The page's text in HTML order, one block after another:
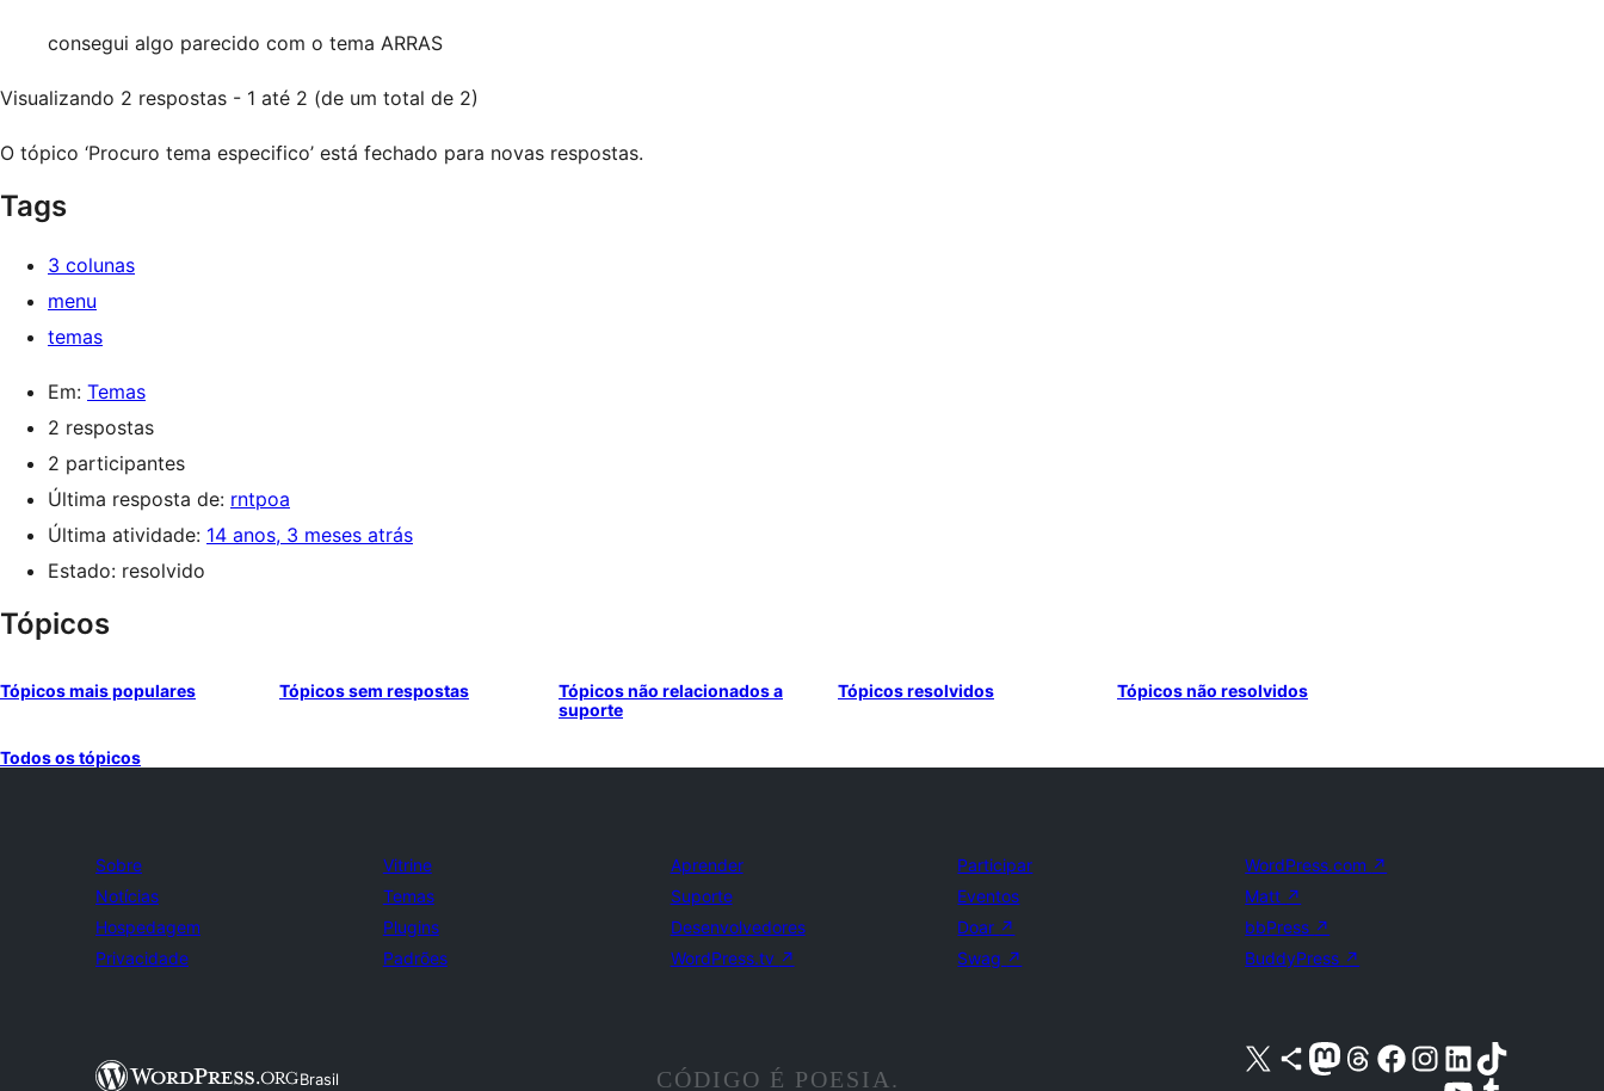
consegui algo parecido com o tema ARRAS
Visualizando 2 respostas - 1 até 2 (de um total de 2)
O tópico ‘Procuro tema especifico’ está fechado para novas respostas.
Tags
3 colunas
menu
temas
Em: Temas
2 respostas
2 participantes
Última resposta de: rntpoa
Última atividade: 14 anos, 3 meses atrás
Estado: resolvido
Tópicos
Tópicos mais populares Tópicos sem respostas
Tópicos não relacionados a
suporte
Tópicos resolvidos Tópicos não resolvidos
Todos os tópicos
Sobre
Notícias
Hospedagem
Privacidade
Vitrine
Temas
Plugins
Padrões
Aprender
Suporte
Desenvolvedores
WordPress.tv ↗
Participar
Eventos
Doar ↗
Swag ↗
WordPress.com ↗
Matt ↗
bbPress ↗
BuddyPress ↗
Brasil
Acessar nossa conta do X (antigo Twitter)
Acessar nossa conta do Bluesky
Acessar nossa conta do Mastodon
Acessar nossa conta do Threads
Acessar nossa página do Facebook
Acessar nossa conta do Instagram
Acessar nossa conta do LinkedIn
Acessar nossa conta do TikTok
CÓDIGO É POESIA.